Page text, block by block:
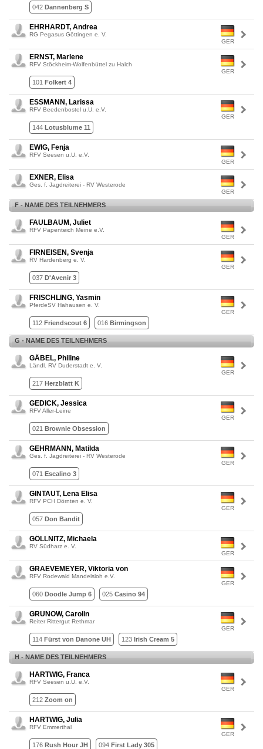
042 Dannenberg S
GER
EHRHARDT, Andrea
RG Pegasus Göttingen e. V.
GER
ERNST, Marlene
RFV Stöckheim-Wolfenbüttel zu Halch
101 Folkert 4
GER
ESSMANN, Larissa
RFV Beedenbostel u.U. e.V.
144 Lotusblume 11
GER
EWIG, Fenja
RFV Seesen u.U. e.V.
GER
EXNER, Elisa
Ges. f. Jagdreiterei - RV Westerode
F - NAME DES TEILNEHMERS
GER
FAULBAUM, Juliet
RFV Papenteich Meine e.V.
GER
FIRNEISEN, Svenja
RV Hardenberg e. V.
037 D'Avenir 3
GER
FRISCHLING, Yasmin
PferdeSV Hahausen e. V.
112 Friendscout 6 016 Birmingson
G - NAME DES TEILNEHMERS
GER
GÄBEL, Philine
Ländl. RV Duderstadt e. V.
217 Herzblatt K
GER
GEDICK, Jessica
RFV Aller-Leine
021 Brownie Obsession
GER
GEHRMANN, Matilda
Ges. f. Jagdreiterei - RV Westerode
071 Escalino 3
GER
GINTAUT, Lena Elisa
RFV PCH Dörnten e. V.
057 Don Bandit
GER
GÖLLNITZ, Michaela
RV Südharz e. V.
GER
GRAEVEMEYER, Viktoria von
RFV Rodewald Mandelsloh e.V.
060 Doodle Jump 6 025 Casino 94
GER
GRUNOW, Carolin
Reiter Rittergut Rethmar
114 Fürst von Danone UH 123 Irish Cream 5
H - NAME DES TEILNEHMERS
GER
HARTWIG, Franca
RFV Seesen u.U. e.V.
212 Zoom on
GER
HARTWIG, Julia
RFV Emmerthal
176 Rush Hour JH 094 First Lady 305